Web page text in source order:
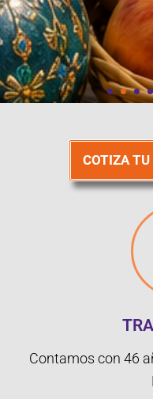
COTIZA
Contamos con 46